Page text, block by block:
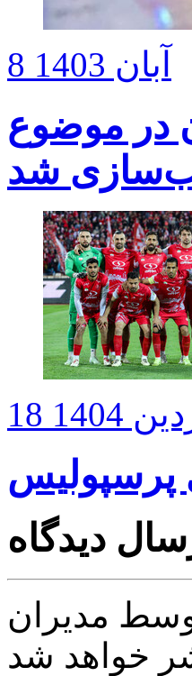
8 آبان 1403
در موضوع
شد
1404
دیدگاه
مدیران